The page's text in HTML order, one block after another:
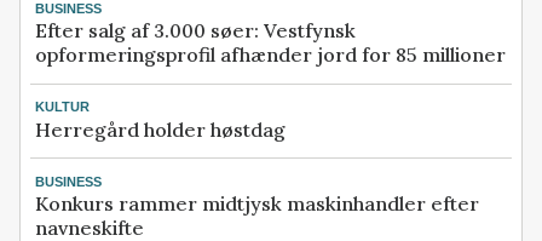
BUSINESS
Efter salg af 3.000 søer: Vestfynsk
opformeringsprofil afhænder jord for 85 millioner
KULTUR
Herregård holder høstdag
BUSINESS
Konkurs rammer midtjysk maskinhandler efter
navneskifte